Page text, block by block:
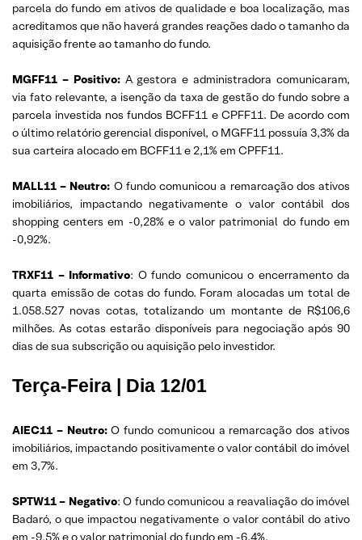
parcela do fundo em ativos de qualidade e boa localização, mas
acreditamos que não haverá grandes reações dado o tamanho da
aquisição frente ao tamanho do fundo.
MGFF11 – Positivo:A gestora e administradora comunicaram,
via fato relevante, a isenção da taxa de gestão do fundo sobre a
parcela investida nos fundos BCFF11 e CPFF11. De acordo com
o último relatório gerencial disponível, o MGFF11 possuía 3,3% da
sua carteira alocado em BCFF11 e 2,1% em CPFF11.
MALL11 – Neutro: O fundo comunicou a remarcação dos ativos
imobiliários, impactando negativamente o valor contábil dos
shopping centers em -0,28% e o valor patrimonial do fundo em
-0,92%.
TRXF11 – Informativo: O fundo comunicou o encerramento da
quarta emissão de cotas do fundo. Foram alocadas um total de
1.058.527 novas cotas, totalizando um montante de R$106,6
milhões. As cotas estarão disponíveis para negociação após 90
dias de sua subscrição ou aquisição pelo investidor.
Terça-Feira | Dia 12/01
AIEC11 – Neutro:O fundo comunicou a remarcação dos ativos
imobiliários, impactando positivamente o valor contábil do imóvel
em 3,7%.
SPTW11 – Negativo: O fundo comunicou a reavaliação do imóvel
Badaró, o que impactou negativamente o valor contábil do ativo
em -9,5% e o valor patrimonial do fundo em -6,4%.